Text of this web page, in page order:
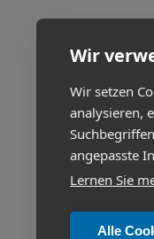
Wir
Wir setzen
analysieren,
angepasste
Lernen Sie
Alle